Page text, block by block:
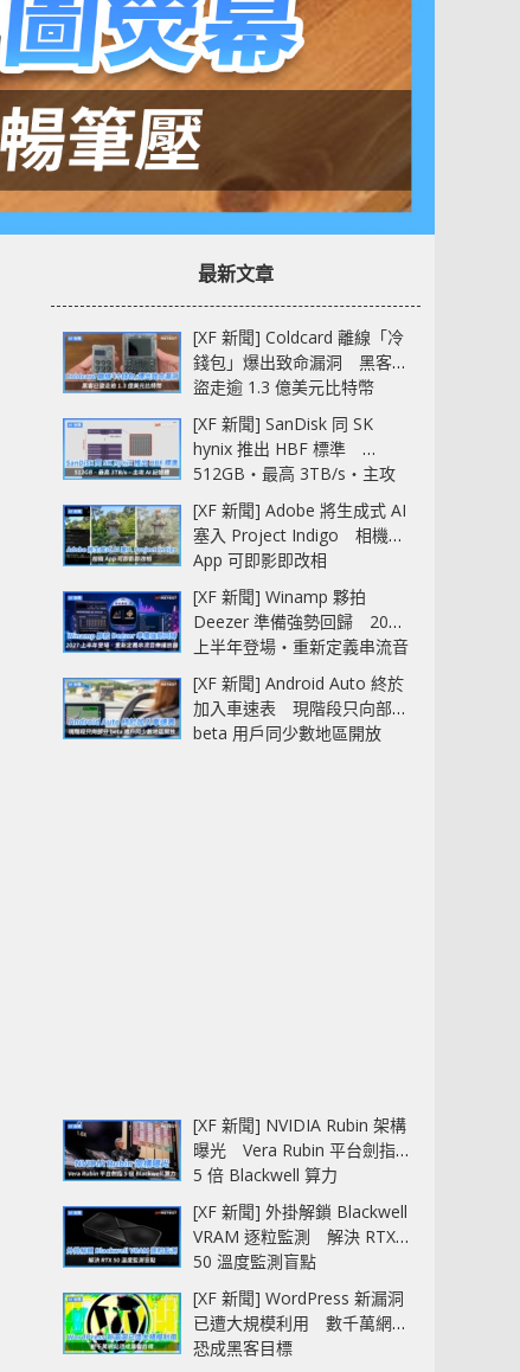
最新文章
[XF 新聞] Coldcard 離線「冷
錢包」爆出致命漏洞 黑客已
盜走逾 1.3 億美元比特幣
[XF 新聞] SanDisk 同 SK
hynix 推出 HBF 標準
512GB‧最高 3TB/s‧主攻
AI 記憶體
[XF 新聞] Adobe 將生成式 AI
塞入 Project Indigo 相機
App 可即影即改相
[XF 新聞] Winamp 夥拍
Deezer 準備強勢回歸 2027
上半年登場‧重新定義串流音
樂播放器
[XF 新聞] Android Auto 終於
加入車速表 現階段只向部分
beta 用戶同少數地區開放
[XF 新聞] NVIDIA Rubin 架構
曝光 Vera Rubin 平台劍指
5 倍 Blackwell 算力
[XF 新聞] 外掛解鎖 Blackwell
VRAM 逐粒監測 解決 RTX
50 溫度監測盲點
[XF 新聞] WordPress 新漏洞
已遭大規模利用 數千萬網站
恐成黑客目標